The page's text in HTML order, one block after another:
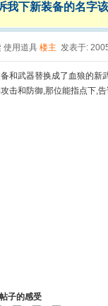
我下新装备的名字
使用道具 楼主 发表于:
和武器替换成了血狼的新
击和防御,那位能指点下,
子的感受